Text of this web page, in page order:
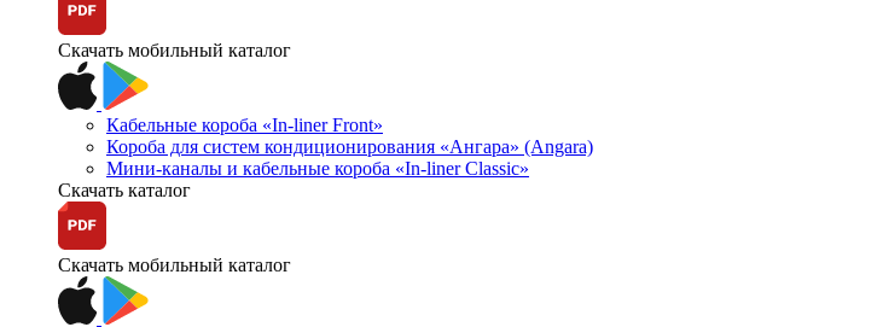
Скачать мобильный каталог
Кабельные короба «In-liner Front»
Короба для систем кондиционирования «Ангара» (Angara)
Мини-каналы и кабельные короба «In-liner Classic»
Скачать каталог
Скачать мобильный каталог